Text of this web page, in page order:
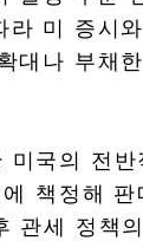
미 증시
대나 부채
국의 전
책정해
관세 정책